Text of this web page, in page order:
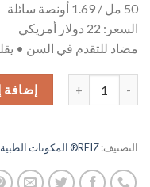
50 مل / 1.69 أونصة سائلة
السعر: 22 دولار أمريكي
مضاد للتقدم في السن •
إضافة
التصنيف:REIZ® المكونات الطبية الفعالة